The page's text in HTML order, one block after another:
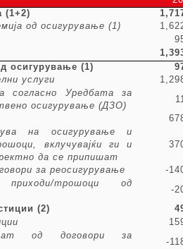
(1+2)
од осигурување (1)
осигурување (1)
услуги
согласно Уредбата за
осигурување (ДЗО)
на осигурување и
вклучувајќи ги и
да се припишат
за реосигурување
-
трошоци од
-
(2)
од договори за
-